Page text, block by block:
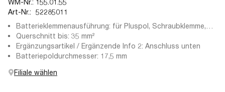
WM-Nr.: 155.01.55
Art-Nr.: 52285011
Batterieklemmenausführung: für Pluspol, Schraubklemme,
Gussteil
Querschnitt bis: 35 mm²
Ergänzungsartikel / Ergänzende Info 2: Anschluss unten
Batteriepoldurchmesser: 17,5 mm
Filiale wählen